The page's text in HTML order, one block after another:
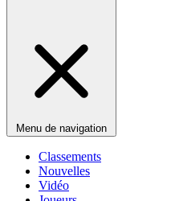
Menu de navigation
Classements
Nouvelles
Vidéo